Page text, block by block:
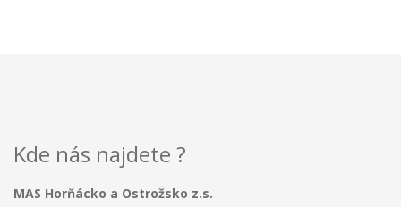
Kde nás najdete ?
MAS Horňácko a Ostrožsko z.s.